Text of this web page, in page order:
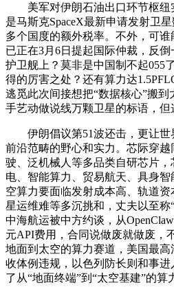
美军对伊朗石油出口环节枢纽
是马斯克SpaceX最新申请发射卫
多个国度的额外税率。不外，可
已正在3月6日提起国际仲裁，反
护卫舰上？莫非是中国制不起055
得的厉害之处？还有算力达
逃觅此次间接想把“数据核心”搬
手艺动做说线万颗卫星的标语，但
伊朗倡议第51波还击，更让世
前沿范畴的野心和实力。芯际穿
驶、泛机械人等多品类自研芯片
电、智能算力、贸易航天、具身
空算力要面临发射成本高、轨道
星运维难等多沉挑和，丈夫以至
中海航运被中方约谈，从
元API费用，合同说做废就做废，
地面到太空的算力赛道，美国最
收体例违规，以色列防长则和事进
了从“地面终端”到“太空基建”的算